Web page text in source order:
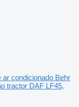
ar condicionado Behr
tractor DAF LF45,